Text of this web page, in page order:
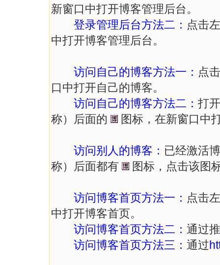
新窗口中打开博客管理后台。
登录管理后台方法二： 点击
中打开博客管理后台。
访问自己的博客方法一： 点
口中打开自己的博客。
访问自己的博客方法二： 打
称）后面的
图标，在新窗口中
访问别人的博客： 已经激活
称）后面都有
图标，点击该图
访问博客首页方法一： 点击
中打开博客首页。
访问博客首页方法二： 通过
访问博客首页方法三： 通过